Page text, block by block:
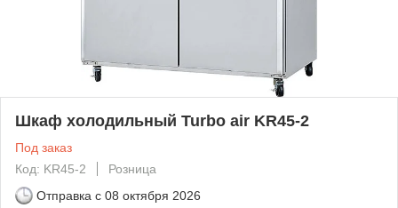
Шкаф холодильный Turbo air KR45-2
Под заказ
Код: KR45-2
Розница
Отправка с 08 октября 2026